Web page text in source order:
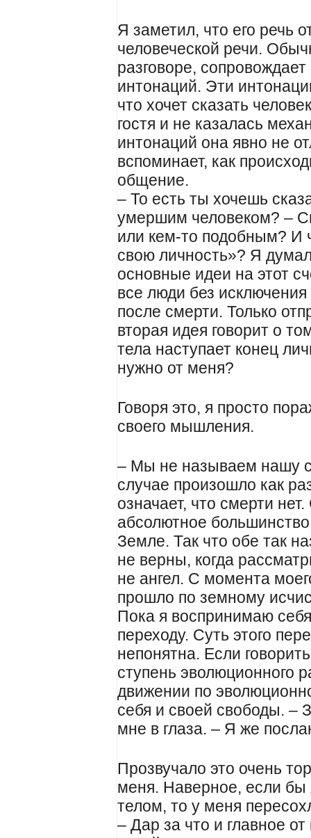
Я заметил, что его речь
человеческой речи.
разговоре,
интонаций. Эти
что хочет сказать
гостя и не казалась
интонаций она явно не
вспоминает, как
общение.
– То есть ты хочешь
умершим человеком? –
или кем-то подобным? И
свою личность»? Я
основные идеи на этот
все люди без
после смерти. Только
вторая идея говорит о
тела наступает конец
нужно от меня?
Говоря это, я просто
своего мышления.
– Мы не называем нашу
случае произошло как
означает, что смерти
абсолютное
Земле. Так что обе так
не верны, когда
не ангел. С момента
прошло по земному
Пока я воспринимаю
переходу. Суть этого
непонятна. Если
ступень эволюционного
движении по
себя и своей свободы. –
мне в глаза. – Я же
Прозвучало это очень
меня. Наверное, если бы
телом, то у меня
– Дар за что и главное